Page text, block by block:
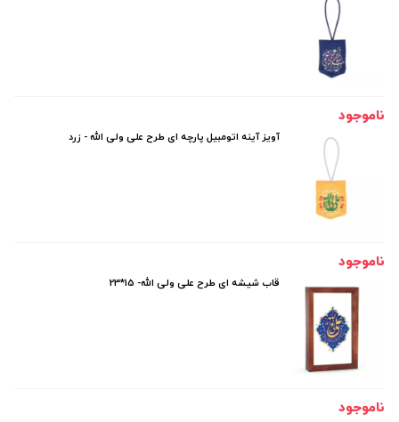
ناموجود
آویز آینه اتومبیل پارچه ای طرح علی ولی الله - زرد
ناموجود
قاب شیشه ای طرح علی ولی الله- 15*23
ناموجود